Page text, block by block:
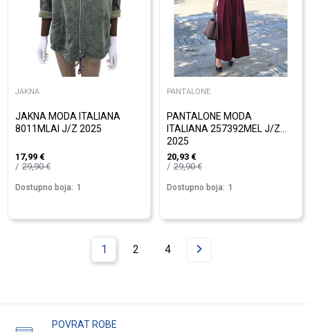
JAKNA
JAKNA MODA ITALIANA
8011MLAI J/Z 2025
17,99 €
29,90€
Dostupno boja: 1
PANTALONE
PANTALONE MODA
ITALIANA 257392MEL J/Z
2025
20,93 €
29,90€
Dostupno boja: 1
1 2 4
POVRAT ROBE